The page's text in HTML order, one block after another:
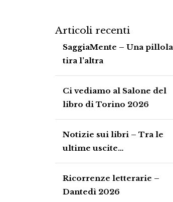
Articoli recenti
SaggiaMente – Una pillola
tira l’altra
Ci vediamo al Salone del
libro di Torino 2026
Notizie sui libri – Tra le
ultime uscite…
Ricorrenze letterarie –
Dantedì 2026